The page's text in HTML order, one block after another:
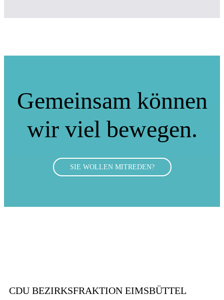
Gemeinsam können
wir viel bewegen.
SIE WOLLEN MITREDEN?
CDU BEZIRKSFRAKTION EIMSBÜTTEL